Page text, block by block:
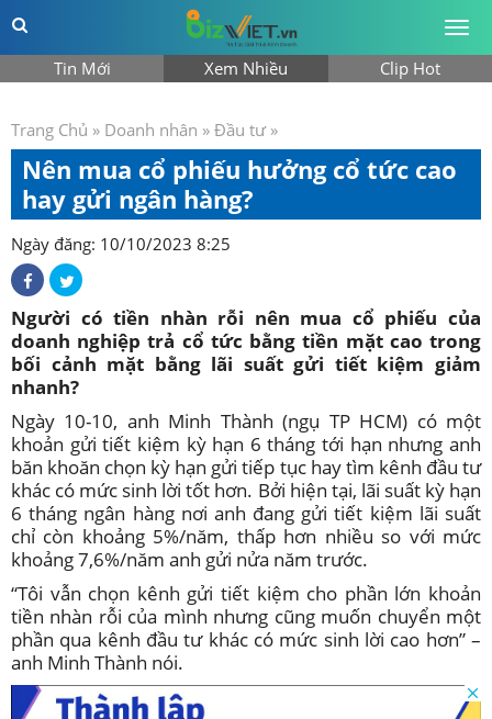
Tin Mới Xem Nhiều Clip Hot
Trang Chủ » Doanh nhân » Đầu tư»
Nên mua cổ phiếu hưởng cổ tức cao
hay gửi ngân hàng?
Ngày đăng: 10/10/2023 8:25
Người có tiền nhàn rỗi nên mua cổ phiếu của
doanh nghiệp trả cổ tức bằng tiền mặt cao trong
bối cảnh mặt bằng lãi suất gửi tiết kiệm giảm
nhanh?
Ngày 10-10, anh Minh Thành (ngụ TP HCM) có một
khoản gửi tiết kiệm kỳ hạn 6 tháng tới hạn nhưng anh
băn khoăn chọn kỳ hạn gửi tiếp tục hay tìm kênh đầu tư
khác có mức sinh lời tốt hơn. Bởi hiện tại, lãi suất kỳ hạn
6 tháng ngân hàng nơi anh đang gửi tiết kiệm lãi suất
chỉ còn khoảng 5%/năm, thấp hơn nhiều so với mức
khoảng 7,6%/năm anh gửi nửa năm trước.
“Tôi vẫn chọn kênh gửi tiết kiệm cho phần lớn khoản
tiền nhàn rỗi của mình nhưng cũng muốn chuyển một
phần qua kênh đầu tư khác có mức sinh lời cao hơn” –
anh Minh Thành nói.